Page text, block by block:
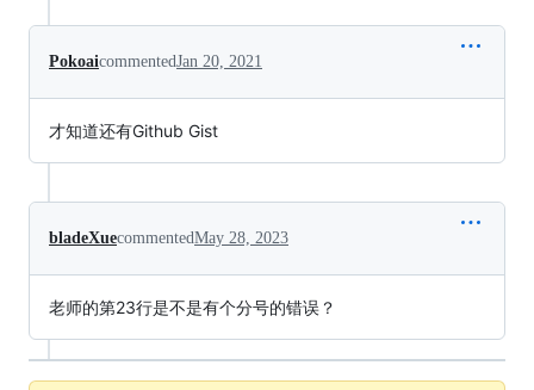
PokoaicommentedJan 20, 2021
才知道还有Github Gist
bladeXuecommentedMay 28, 2023
老师的第23行是不是有个分号的错误？